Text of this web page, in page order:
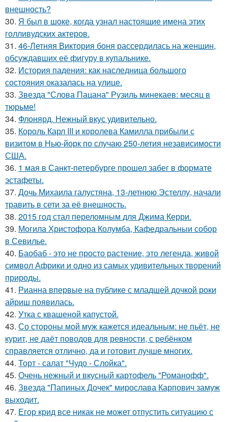
внешность?
30. Я был в шоке, когда узнал настоящие имена этих
голливудских актеров.
31. 46-Летняя Виктория боня рассердилась на женщин,
обсуждавших её фигуру в купальнике.
32. История падения: как наследница большого
состояния оказалась на улице.
33. Звезда "Слова Пацана" Рузиль минекаев: месяц в
тюрьме!
34. Флонярд. Нежный вкус удивительно.
35. Король Карл III и королева Камилла прибыли с
визитом в Нью-йорк по случаю 250-летия независимости
США.
36. 1 мая в Санкт-петербурге прошел забег в формате
эстафеты.
37. Дочь Михаила галустяна, 13-летнюю Эстеллу, начали
травить в сети за её внешность.
38. 2015 год стал переломным для Джима Керри.
39. Могила Христофора Колумба, Кафедральныи собор
в Севилье.
40. Баобаб - это не просто растение, это легенда, живой
символ Африки и одно из самых удивительных творений
природы.
41. Рианна впервые на публике с младшей дочкой роки
айриш появилась.
42. Утка с квашеной капустой.
43. Со стороны мой муж кажется идеальным: не пьёт, не
курит, не даёт поводов для ревности, с ребёнком
справляется отлично, да и готовит лучше многих.
44. Торт - салат "Чудо - Слойка".
45. Очень нежный и вкусный картофель "Романофф".
46. Звезда "Папиных Дочек" мирослава Карпович замуж
выходит.
47. Егор крид все никак не может отпустить ситуацию с